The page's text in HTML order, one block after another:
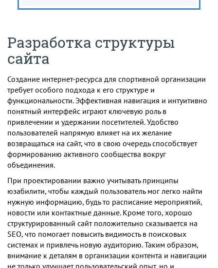
Разработка структуры
сайта
Создание интернет-ресурса для спортивной организации
требует особого подхода к его структуре и
функциональности. Эффективная навигация и интуитивно
понятный интерфейс играют ключевую роль в
привлечении и удержании посетителей. Удобство
пользователей напрямую влияет на их желание
возвращаться на сайт, что в свою очередь способствует
формированию активного сообщества вокруг
объединения.
При проектировании важно учитывать принципы
юзабилити, чтобы каждый пользователь мог легко найти
нужную информацию, будь то расписание мероприятий,
новости или контактные данные. Кроме того, хорошо
структурированный сайт положительно сказывается на
SEO, что помогает повысить видимость в поисковых
системах и привлечь новую аудиторию. Таким образом,
внимание к деталям в организации контента и навигации
не только улучшает пользовательский опыт, но и